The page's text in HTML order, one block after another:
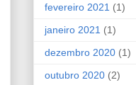
fevereiro 2021 (1)
janeiro 2021 (1)
dezembro 2020 (1)
outubro 2020 (2)